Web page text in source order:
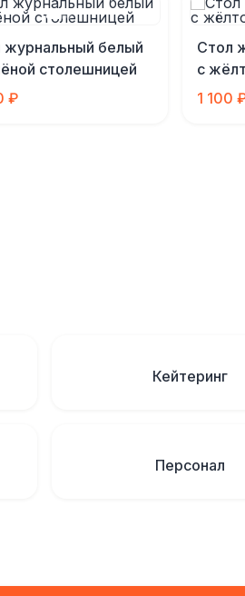
журнальный белый
столешницей
₽
Стол
с
1 100
Кейтеринг
Персонал